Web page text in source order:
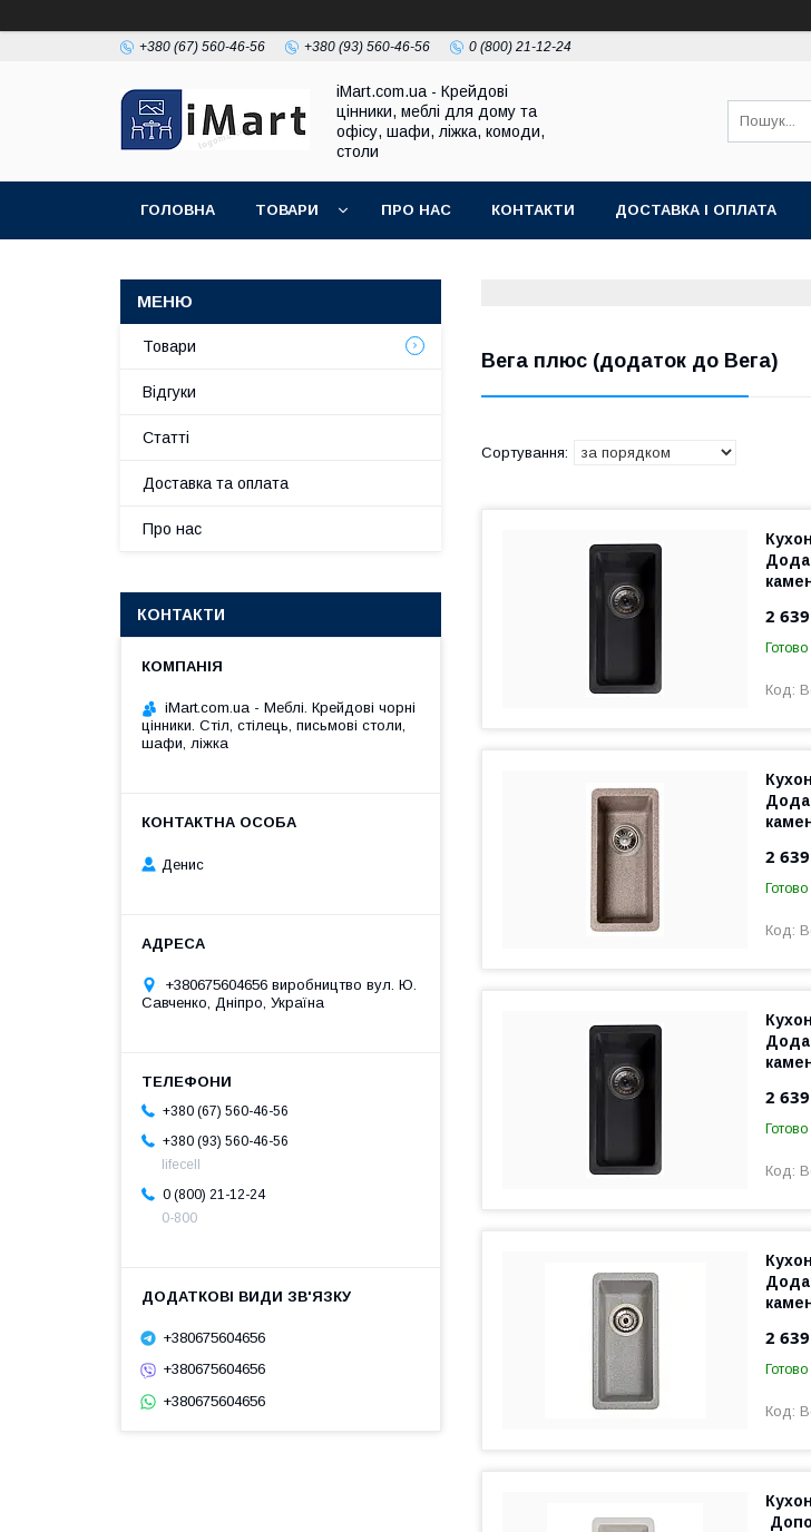
+380 (67) 560-46-56 +380 (93) 560-46-56 0 (800) 21-12-24
iMart.com.ua - Крейдові
цінники, меблі для дому та
офісу, шафи, ліжка, комоди,
столи
ГОЛОВНА ТОВАРИ ПРО НАС КОНТАКТИ ДОСТАВКА І ОПЛАТА
Вега плюс (додаток до Вега)
2
2
2
2
Товари
Відгуки
Cтатті
Доставка та оплата
Про нас
КОНТАКТИ
iMart.com.ua - Меблі. Крейдові чорні
цінники. Стіл, стілець, письмові столи,
шафи, ліжка
Денис
+380675604656 виробництво вул. Ю.
Савченко, Дніпро, Україна
+380 (67) 560-46-56
+380 (93) 560-46-56
lifecell
0 (800) 21-12-24
0-800
+380675604656
+380675604656
+380675604656